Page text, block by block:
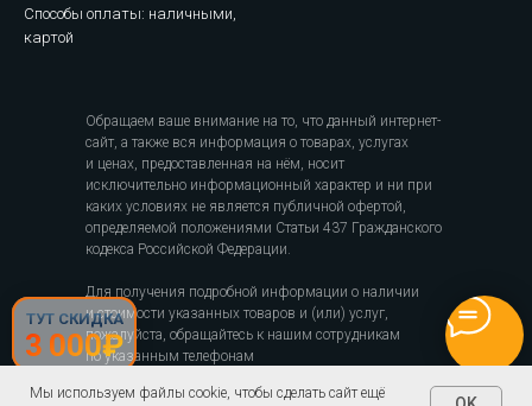
3 000₽
ТУТ СКИДКА
Способы оплаты: наличными,
картой
Обращаем ваше внимание на то, что данный интернет-
сайт, а также вся информация о товарах, услугах
и ценах, предоставленная на нём, носит
исключительно информационный характер и ни при
каких условиях не является публичной офертой,
определяемой положениями Статьи 437 Гражданского
кодекса Российской Федерации.
Для получения подробной информации о наличии
и стоимости указанных товаров и (или) услуг,
пожалуйста, обращайтесь к нашим сотрудникам
по указанным телефонам
Мы используем файлы cookie, чтобы сделать сайт ещё